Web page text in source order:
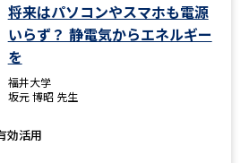
から請求
将来はパソコンやスマホも電源
いらず？ 静電気からエネルギー
を
福井大学
坂元 博昭 先生
効活用